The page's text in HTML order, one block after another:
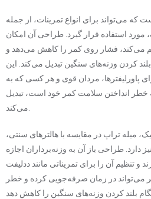
که می‌تواند برای انواع تمرینات، از جمله
استفاده قرار گیرد. طراحی آن امکان
می‌کند، فشار روی کمر را کاهش می‌دهد و
کردن وزنه‌های سنگین تبدیل می‌کند. این
پاورلیفترها، مردان قوی و هر کسی که به
خطر انداختن سلامت کمر خود است، تبدیل
میله تراپ در مقایسه با هالترهای سنتی،
دارد. طراحی باز آن به وزنه‌برداران اجازه
و تنظیم آن را برای تمریناتی مانند ددلیفت
می‌تواند در زمان صرفه‌جویی کرده و خطر